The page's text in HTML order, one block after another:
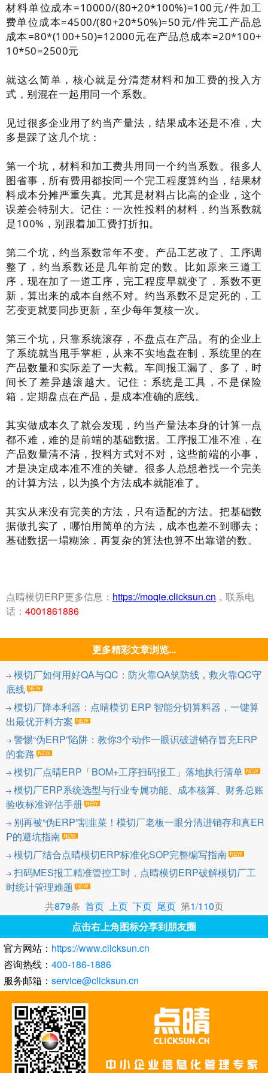
材料单位成本=10000/(80+20*100%)=100元/件加工
费单位成本=4500/(80+20*50%)=50元/件完工产品总
成本=80*(100+50)=12000元在产品总成本=20*100+
10*50=2500元
就这么简单，核心就是分清楚材料和加工费的投入方
式，别混在一起用同一个系数。
见过很多企业用了约当产量法，结果成本还是不准，大
多是踩了这几个坑：
第一个坑，材料和加工费共用同一个约当系数。很多人
图省事，所有费用都按同一个完工程度算约当，结果材
料成本分摊严重失真。尤其是材料占比高的企业，这个
误差会特别大。记住：一次性投料的材料，约当系数就
是100%，别跟着加工费打折扣。
第二个坑，约当系数常年不变。产品工艺改了、工序调
整了，约当系数还是几年前定的数。比如原来三道工
序，现在加了一道工序，完工程度早就变了，系数不更
新，算出来的成本自然不对。约当系数不是定死的，工
艺变更就要同步更新，至少每年复核一次。
第三个坑，只靠系统滚存，不盘点在产品。有的企业上
了系统就当甩手掌柜，从来不实地盘在制，系统里的在
产品数量和实际差了一大截。车间报工漏了、多了，时
间长了差异越滚越大。记住：系统是工具，不是保险
箱，定期盘点在产品，是成本准确的底线。
其实做成本久了就会发现，约当产量法本身的计算一点
都不难，难的是前端的基础数据。工序报工准不准，在
产品数量清不清，投料方式对不对，这些前端的小事，
才是决定成本准不准的关键。很多人总想着找一个完美
的计算方法，以为换个方法成本就能准了。
其实从来没有完美的方法，只有适配的方法。把基础数
据做扎实了，哪怕用简单的方法，成本也差不到哪去；
基础数据一塌糊涂，再复杂的算法也算不出靠谱的数。
点晴模切ERP更多信息： https://moqie.clicksun.cn ，联系电
话： 4001861886
更多精彩文章浏览...
模切厂如何用好QA与QC：防火靠QA筑防线，救火靠QC守
底线
模切厂降本利器：点晴模切 ERP 智能分切算料器，一键算
出最优开料方案
警惕“伪ERP”陷阱：教你3个动作一眼识破进销存冒充ERP
的套路
模切厂点晴ERP「BOM+工序扫码报工」落地执行清单
模切厂ERP系统选型与行业专属功能、成本核算、财务总账
验收标准评估手册
别再被“伪ERP”割韭菜！模切厂老板一眼分清进销存和真ER
P的避坑指南
模切厂结合点晴模切ERP标准化SOP完整编写指南
扫码MES报工精准管控工时，点晴模切ERP破解模切厂工
时统计管理难题
共879条 首页 上页 下页 尾页第1/110页
点击右上角图标分享到朋友圈
官方网站： https://www.clicksun.cn
咨询热线： 400-186-1886
服务邮箱： service@clicksun.cn